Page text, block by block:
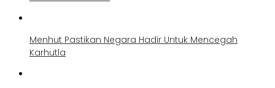
Menhut Pastikan Negara Hadir Untuk Mencegah
Karhutla